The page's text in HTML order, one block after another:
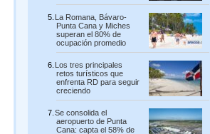
La Romana, Bávaro-
Punta Cana y Miches
superan el 80% de
ocupación promedio
Los tres principales
retos turísticos que
enfrenta RD para seguir
creciendo
Se consolida el
aeropuerto de Punta
Cana: capta el 58% de